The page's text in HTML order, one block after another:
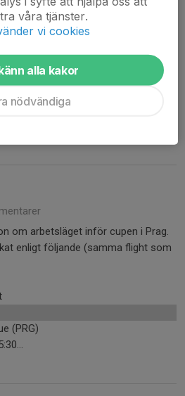
om arbetsläget inför cupen i Prag.
enligt följande (samma flight som
(PRG)
våra tjänster.
vi cookies
alla kakor
nödvändiga